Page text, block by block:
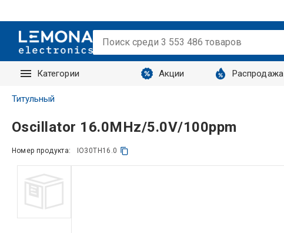
Категории Акции Распродажа
Запросы
Титульный
Oscillator 16.0MHz/5.0V/100ppm
Номер продукта: IO30TH16.0